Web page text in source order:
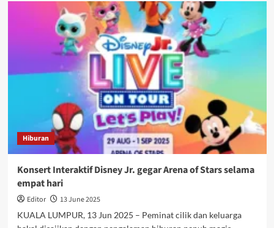
Hiburan
Konsert Interaktif Disney Jr. gegar Arena of Stars selama
empat hari
Editor
13 June 2025
KUALA LUMPUR, 13 Jun 2025 – Peminat cilik dan keluarga